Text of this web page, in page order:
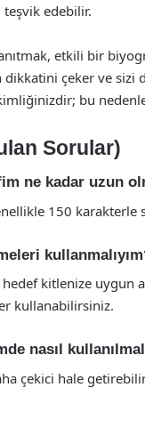
teşvik edebilir.
etkili bir
çeker ve sizi
bu
Sorular)
ne kadar uzun
150 karakterle
hedef kitlenize uygun
kullanabilirsiniz.
nasıl
çekici hale